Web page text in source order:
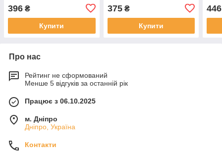
396 ₴
Купити
375₴
Купити
446
Про нас
Рейтинг не сформований
Менше 5 відгуків за останній рік
Працює з 06.10.2025
м. Дніпро
Дніпро, Україна
Контакти